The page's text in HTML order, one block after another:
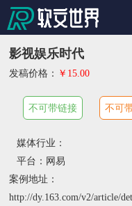
影视娱乐时代
发稿价格： ￥15.00
不可带链接 不可
媒体行业：
平台：网易
案例地址：
http://dy.163.com/v2/article/